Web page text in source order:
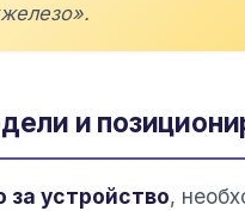
и
за устройство,